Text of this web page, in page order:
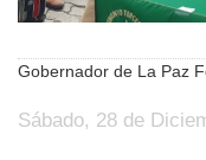
Gobernador de La Paz
Sábado, 28 de